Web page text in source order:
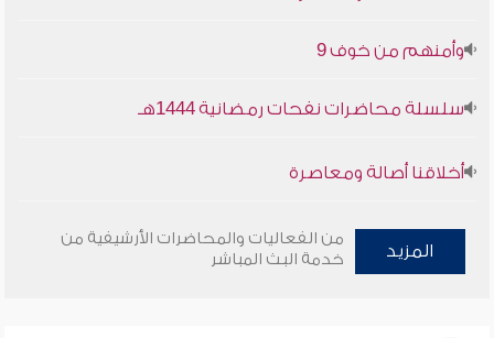
سلسلة محاضرات نفحات رمضانية 1444هـ
المزيد
من الفعاليات والمحاضرات الأرشيفية من
خدمة البث المباشر